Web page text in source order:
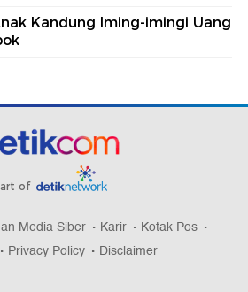
Kandung Iming-imingi Uang
of
Media Siber Karir
Kotak Pos
Privacy Policy Disclaimer